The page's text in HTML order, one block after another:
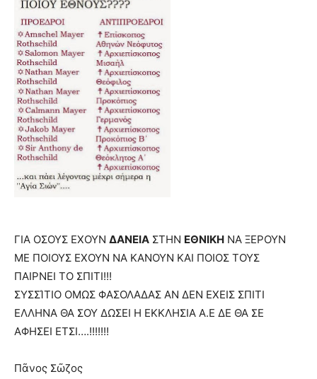
ΓΙΑ ΟΣΟΥΣ ΕΧΟΥΝ ΔΑΝΕΙΑ ΣΤΗΝ ΕΘΝΙΚΗ ΝΑ ΞΕΡΟΥΝ
ΜΕ ΠΟΙΟΥΣ ΕΧΟΥΝ ΝΑ ΚΑΝΟΥΝ ΚΑΙ ΠΟΙΟΣ ΤΟΥΣ
ΠΑΙΡΝΕΙ ΤΟ ΣΠΙΤΙ!!!
ΣΥΣΣΊΤΙΟ ΟΜΩΣ ΦΑΣΟΛΑΔΑΣ ΑΝ ΔΕΝ ΕΧΕΙΣ ΣΠΙΤΙ
ΕΛΛΗΝΑ ΘΑ ΣΟΥ ΔΩΣΕΙ Η ΕΚΚΛΗΣΙΑ Α.Ε ΔΕ ΘΑ ΣΕ
ΑΦΗΣΕΙ ΕΤΣΙ….!!!!!!!
Πᾶνος Σῶζος